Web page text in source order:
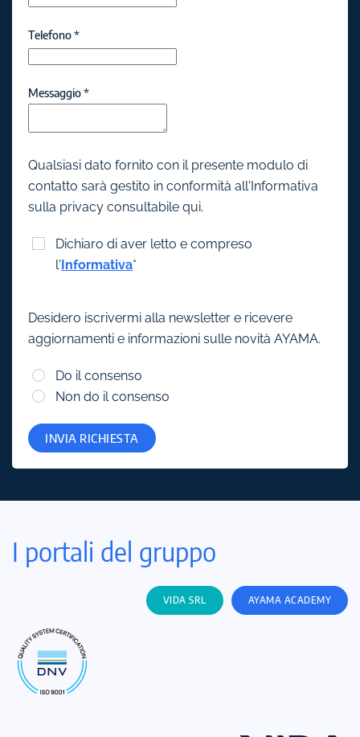
Telefono*
Messaggio*
Qualsiasi dato fornito con il presente modulo di
contatto sarà gestito in conformità all'Informativa
sulla privacy consultabile qui.
Dichiaro di aver letto e compreso
l'Informativa*
Desidero iscrivermi alla newsletter e ricevere
aggiornamenti e informazioni sulle novità AYAMA.
Do il consenso
Non do il consenso
INVIA RICHIESTA
I portali del gruppo
VIDA SRL AYAMA ACADEMY